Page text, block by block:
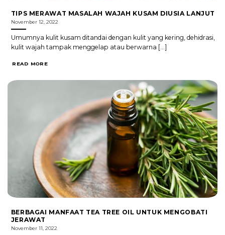
TIPS MERAWAT MASALAH WAJAH KUSAM DIUSIA LANJUT
November 12, 2022
Umumnya kulit kusam ditandai dengan kulit yang kering, dehidrasi,
kulit wajah tampak menggelap atau berwarna [...]
READ MORE
BERBAGAI MANFAAT TEA TREE OIL UNTUK MENGOBATI
JERAWAT
November 11, 2022